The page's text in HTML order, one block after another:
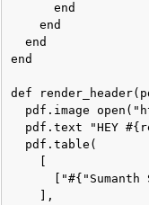
      end
    end
  end
end
def
pdf.image
pdf.text "HEY
  pdf.table(
["#{"Sumanth
    ],